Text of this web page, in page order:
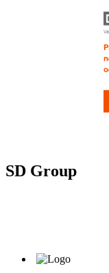
SD Group